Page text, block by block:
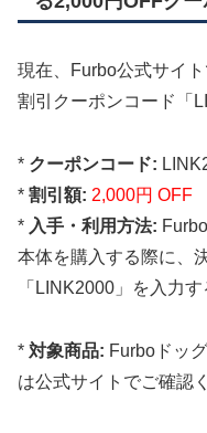
現在、Furbo公式サイ
割引クーポンコード「
* クーポンコード:
* 割引額: 2,000円 OFF
* 入手・利用方法:
本体を購入する際に、
「LINK2000」を入力す
* 対象商品: Furboドッ
は公式サイトでご確認